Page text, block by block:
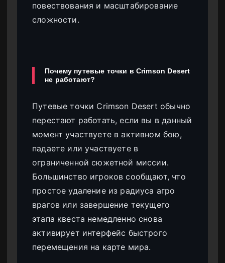
повествования и масштабирование
сложности.
Почему путевые точки в Crimson Desert
не работают?
Путевые точки Crimson Desert обычно
перестают работать, если вы в данный
момент участвуете в активном бою,
падаете или участвуете в
ограниченной сюжетной миссии.
Большинство игроков сообщают, что
простое удаление из радиуса агро
врагов или завершение текущего
этапа квеста немедленно снова
активирует интерфейс быстрого
перемещения на карте мира.